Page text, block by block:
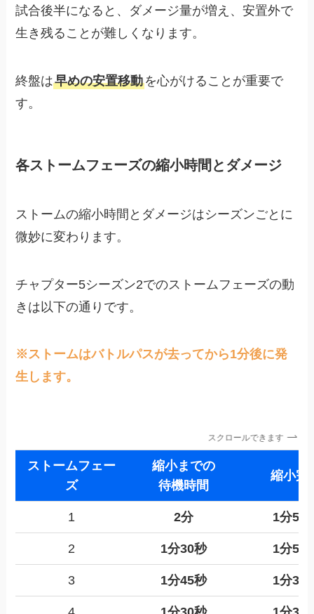
試合後半になると、ダメージ量が増え、安置外で
生き残ることが難しくなります。
終盤は早めの安置移動を心がけることが重要で
す。
各ストームフェーズの縮小時間とダメージ
ストームの縮小時間とダメージはシーズンごとに
微妙に変わります。
チャプター5シーズン2でのストームフェーズの動
きは以下の通りです。
※ストームはバトルパスが去ってから1分後に発
生します。
スクロールできます
ストームフェー
ズ
縮小までの
待機時間
縮小完
1 2分 1分50
2 1分30秒 1分50
3 1分45秒 1分30